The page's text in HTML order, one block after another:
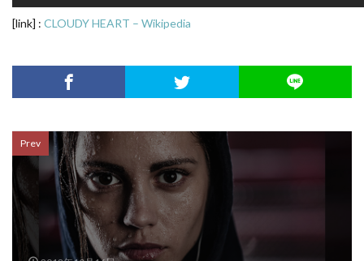
[link] : CLOUDY HEART – Wikipedia
Prev